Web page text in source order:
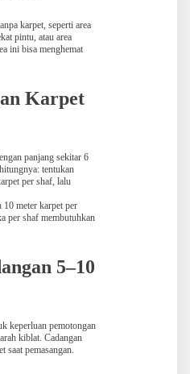
karpet, seperti area
pintu, atau area
ini bisa menghemat
Karpet
panjang sekitar 6
tentukan
per shaf, lalu
meter karpet per
per shaf membutuhkan
5–10
keperluan pemotongan
kiblat. Cadangan
saat pemasangan.